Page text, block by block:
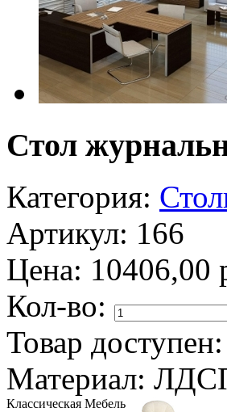
Стол
Категория:
Артикул: 166
Цена: 10406,00
Кол-во:
Товар доступен:
Материал:
Классическая Мебель